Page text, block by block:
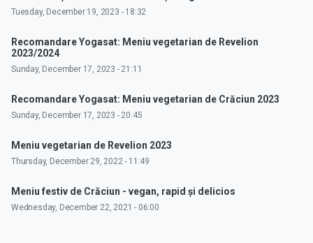
Tuesday, December 19, 2023 - 18:32
Recomandare Yogasat: Meniu vegetarian de Revelion
2023/2024
Sunday, December 17, 2023 - 21:11
Recomandare Yogasat: Meniu vegetarian de Crăciun 2023
Sunday, December 17, 2023 - 20:45
Meniu vegetarian de Revelion 2023
Thursday, December 29, 2022 - 11:49
Meniu festiv de Crăciun - vegan, rapid și delicios
Wednesday, December 22, 2021 - 06:00